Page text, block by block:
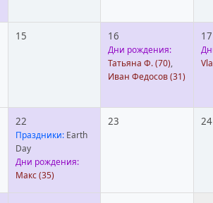
15 16
Дни рождения:
Татьяна Ф.(70),
Иван Федосов(31)
17
22
Праздники: Earth
Day
Дни рождения:
Макс(35)
23 24